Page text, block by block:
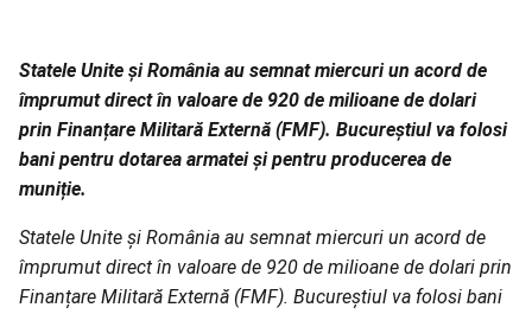
Statele Unite și România au semnat miercuri un acord de
împrumut direct în valoare de 920 de milioane de dolari
prin Finanțare Militară Externă (FMF). Bucureștiul va folosi
bani pentru dotarea armatei și pentru producerea de
muniție.
Statele Unite și România au semnat miercuri un acord de
împrumut direct în valoare de 920 de milioane de dolari prin
Finanțare Militară Externă (FMF). Bucureștiul va folosi bani